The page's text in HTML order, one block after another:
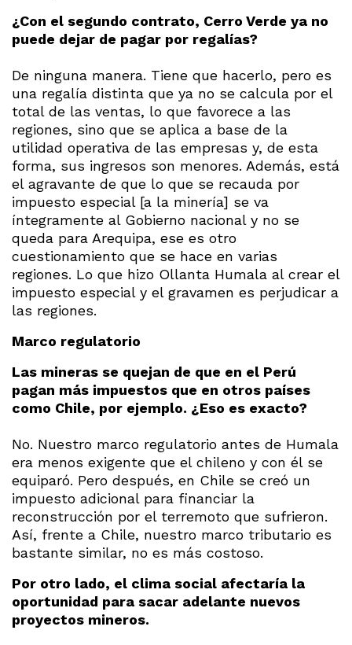
¿Con el segundo contrato, Cerro Verde ya no
puede dejar de pagar por regalías?
De ninguna manera. Tiene que hacerlo, pero es
una regalía distinta que ya no se calcula por el
total de las ventas, lo que favorece a las
regiones, sino que se aplica a base de la
utilidad operativa de las empresas y, de esta
forma, sus ingresos son menores. Además, está
el agravante de que lo que se recauda por
impuesto especial [a la minería] se va
íntegramente al Gobierno nacional y no se
queda para Arequipa, ese es otro
cuestionamiento que se hace en varias
regiones. Lo que hizo Ollanta Humala al crear el
impuesto especial y el gravamen es perjudicar a
las regiones.
Marco regulatorio
Las mineras se quejan de que en el Perú
pagan más impuestos que en otros países
como Chile, por ejemplo. ¿Eso es exacto?
No. Nuestro marco regulatorio antes de Humala
era menos exigente que el chileno y con él se
equiparó. Pero después, en Chile se creó un
impuesto adicional para financiar la
reconstrucción por el terremoto que sufrieron.
Así, frente a Chile, nuestro marco tributario es
bastante similar, no es más costoso.
Por otro lado, el clima social afectaría la
oportunidad para sacar adelante nuevos
proyectos mineros.